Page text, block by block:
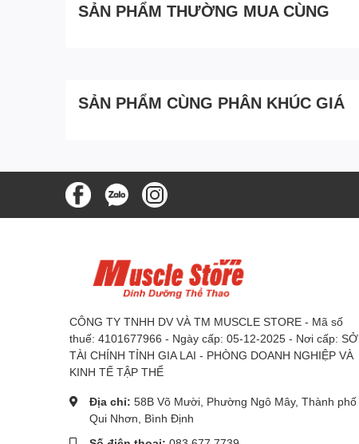
SẢN PHẨM THƯỜNG MUA CÙNG
SẢN PHẨM CÙNG PHÂN KHÚC GIÁ
CÔNG TY TNHH DV VÀ TM MUSCLE STORE - Mã số
thuế: 4101677966 - Ngày cấp: 05-12-2025 - Nơi cấp: SỞ
TÀI CHÍNH TỈNH GIA LAI - PHÒNG DOANH NGHIỆP VÀ
KINH TẾ TẬP THỂ
Địa chỉ: 58B Võ Mười, Phường Ngô Mây, Thành phố
Qui Nhơn, Bình Định